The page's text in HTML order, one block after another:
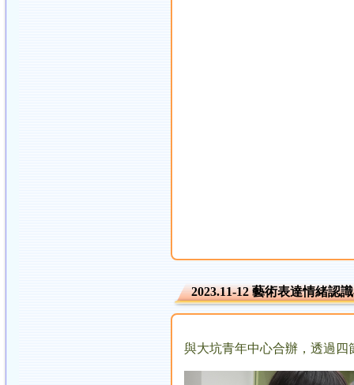
2023.11-12 藝術表達情緒認
與大坑青年中心合辦，透過